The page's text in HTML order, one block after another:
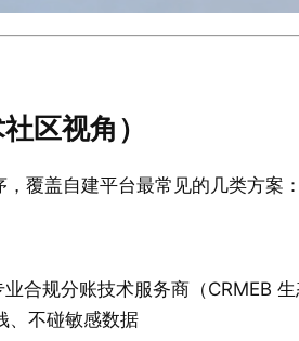
区视角）
，覆盖自建平台最常见的几类方案：
业合规分账技术服务商（CRMEB
、不碰敏感数据